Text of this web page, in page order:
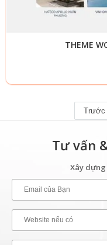
THEME
Trước
Tư vấn
Xây